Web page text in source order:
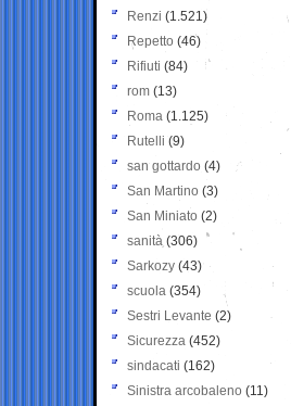
Renzi (1.521)
Repetto (46)
Rifiuti (84)
rom (13)
Roma (1.125)
Rutelli (9)
san gottardo (4)
San Martino (3)
San Miniato (2)
sanità (306)
Sarkozy (43)
scuola (354)
Sestri Levante (2)
Sicurezza (452)
sindacati (162)
Sinistra arcobaleno (11)